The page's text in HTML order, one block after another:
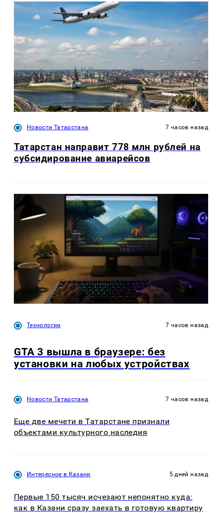
Новости Татарстана 7 часов назад
Татарстан направит 778 млн рублей на
субсидирование авиарейсов
Технологии 7 часов назад
GTA 3 вышла в браузере: без
установки на любых устройствах
Новости Татарстана 7 часов назад
Еще две мечети в Татарстане признали
объектами культурного наследия
Интересное в Казани 5 дней назад
Первые 150 тысяч исчезают непонятно куда:
как в Казани сразу заехать в готовую квартиру